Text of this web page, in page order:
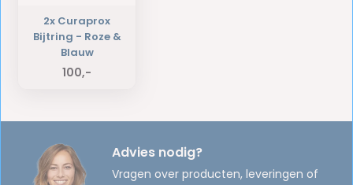
2x Curaprox
Bijtring - Roze &
Blauw
100,-
Advies nodig?
Vragen over producten, leveringen of